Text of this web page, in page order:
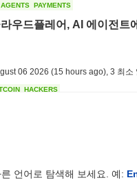
PAYMENTS
우드플레어, AI 에이전트
06 2026 (15 hours ago) 3 최소
HACKERS
TOKENIZATION
언어로 탐색해 보세요. 예: